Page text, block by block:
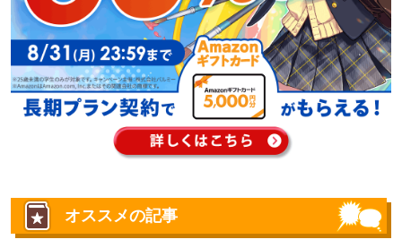
オススメの記事